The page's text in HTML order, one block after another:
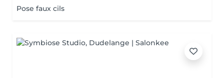
Pose faux cils